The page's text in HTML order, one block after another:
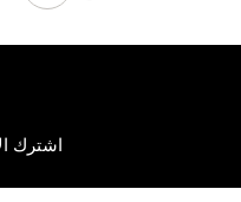
اشترك